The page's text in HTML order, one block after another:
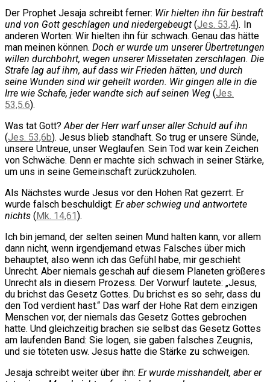
Der Prophet Jesaja schreibt ferner: Wir hielten ihn für bestraft
und von Gott geschlagen und niedergebeugt (Jes. 53,4). In
anderen Worten: Wir hielten ihn für schwach. Genau das hätte
man meinen können. Doch er wurde um unserer Übertretungen
willen durchbohrt, wegen unserer Missetaten zerschlagen. Die
Strafe lag auf ihm, auf dass wir Frieden hätten, und durch
seine Wunden sind wir geheilt worden. Wir gingen alle in die
Irre wie Schafe, jeder wandte sich auf seinen Weg (Jes.
53,5.6).
Was tat Gott?Aber der Herr warf unser aller Schuld auf ihn
(Jes. 53,6b). Jesus blieb standhaft. So trug er unsere Sünde,
unsere Untreue, unser Weglaufen. Sein Tod war kein Zeichen
von Schwäche. Denn er machte sich schwach in seiner Stärke,
um uns in seine Gemeinschaft zurückzuholen.
Als Nächstes wurde Jesus vor den Hohen Rat gezerrt. Er
wurde falsch beschuldigt: Er aber schwieg und antwortete
nichts (Mk. 14,61).
Ich bin jemand, der selten seinen Mund halten kann, vor allem
dann nicht, wenn irgendjemand etwas Falsches über mich
behauptet, also wenn ich das Gefühl habe, mir geschieht
Unrecht. Aber niemals geschah auf diesem Planeten größeres
Unrecht als in diesem Prozess. Der Vorwurf lautete: „Jesus,
du brichst das Gesetz Gottes. Du brichst es so sehr, dass du
den Tod verdient hast.“ Das warf der Hohe Rat dem einzigen
Menschen vor, der niemals das Gesetz Gottes gebrochen
hatte. Und gleichzeitig brachen sie selbst das Gesetz Gottes
am laufenden Band: Sie logen, sie gaben falsches Zeugnis,
und sie töteten usw. Jesus hatte die Stärke zu schweigen.
Jesaja schreibt weiter über ihn: Er wurde misshandelt, aber er